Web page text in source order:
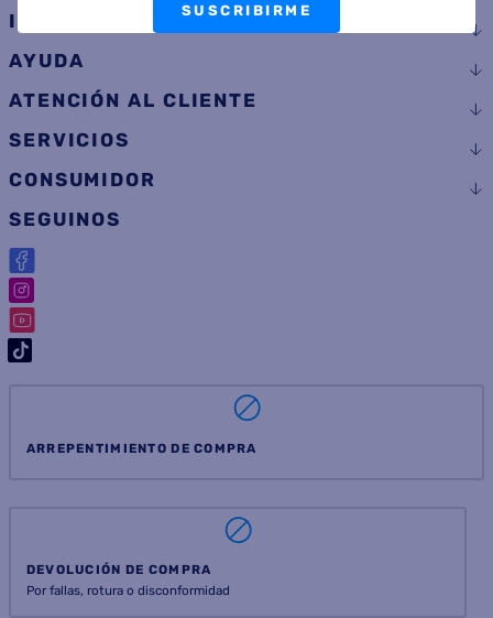
INSTITUCIONAL
AYUDA
ATENCIÓN AL CLIENTE
SERVICIOS
CONSUMIDOR
SEGUINOS
ARREPENTIMIENTO DE COMPRA
DEVOLUCIÓN DE COMPRA
Por fallas, rotura o disconformidad
SUSCRIBIRME